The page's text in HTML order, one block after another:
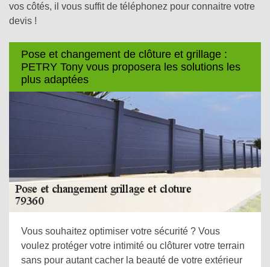
vos côtés, il vous suffit de téléphonez pour connaitre votre
devis !
Pose et changement de clôture et grillage :
PETRY Tony vous proposera les solutions les
plus adaptées
Vous souhaitez optimiser votre sécurité ? Vous
voulez protéger votre intimité ou clôturer votre terrain
sans pour autant cacher la beauté de votre extérieur